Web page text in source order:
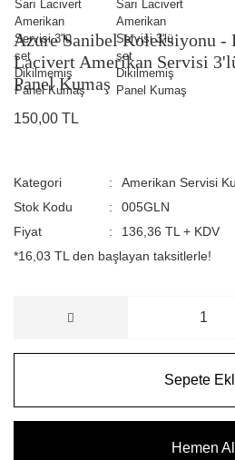
Azure Sanibel Koleksiyonu -
Lacivert Amerikan Servisi
Panel Kumaş
150,00 TL
Kategori
Amerikan Servisi
Stok Kodu
005GLN
Fiyat
136,36 TL + KDV
*16,03 TL den başlayan taksitlerle!
Sepete
Hemen Al